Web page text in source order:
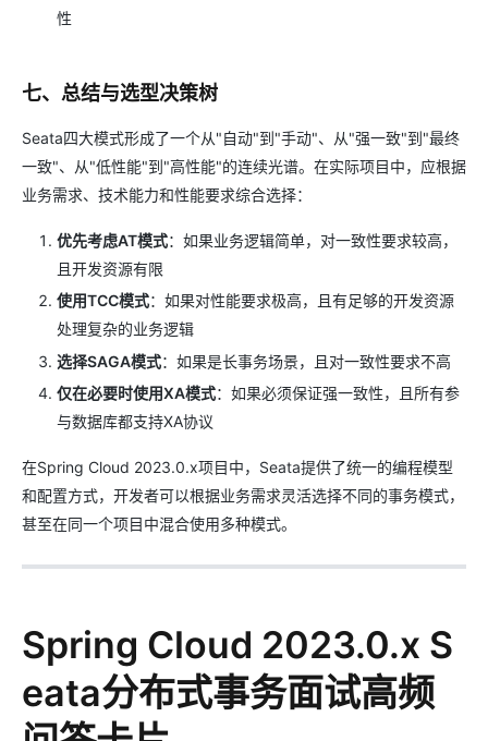
性
七、总结与选型决策树
Seata四大模式形成了一个从"自动"到"手动"、从"强一致"到"最终
一致"、从"低性能"到"高性能"的连续光谱。在实际项目中，应根据
业务需求、技术能力和性能要求综合选择：
优先考虑AT模式：如果业务逻辑简单，对一致性要求较高，
且开发资源有限
使用TCC模式：如果对性能要求极高，且有足够的开发资源
处理复杂的业务逻辑
选择SAGA模式：如果是长事务场景，且对一致性要求不高
仅在必要时使用XA模式：如果必须保证强一致性，且所有参
与数据库都支持XA协议
在Spring Cloud 2023.0.x项目中，Seata提供了统一的编程模型
和配置方式，开发者可以根据业务需求灵活选择不同的事务模式，
甚至在同一个项目中混合使用多种模式。
Spring Cloud 2023.0.x S
eata分布式事务面试高频